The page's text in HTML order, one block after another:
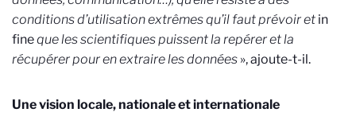
conditions d’utilisation extrêmes qu’il faut prévoir et in
fineque les scientifiques puissent la repérer et la
récupérer pour en extraire lesdonnées », ajoute-t-il.
Une vision locale, nationale et internationale